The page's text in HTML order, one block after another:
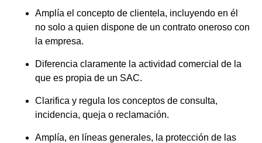
Amplía el concepto de clientela, incluyendo en él
no solo a quien dispone de un contrato oneroso con
la empresa.
Diferencia claramente la actividad comercial de la
que es propia de un SAC.
Clarifica y regula los conceptos de consulta,
incidencia, queja o reclamación.
Amplía, en líneas generales, la protección de las